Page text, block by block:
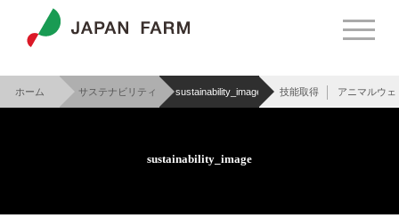
ホーム サステナビリティ sustainability_image 技能取得 アニマルウ
sustainability_image